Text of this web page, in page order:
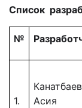
Список
№
1.
Асия